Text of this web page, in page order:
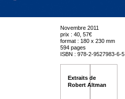
Novembre 2011
prix : 40, 57€
format : 180 x 230 mm
594 pages
ISBN : 978-2-9527983-6-5
Extraits de
Robert Altman